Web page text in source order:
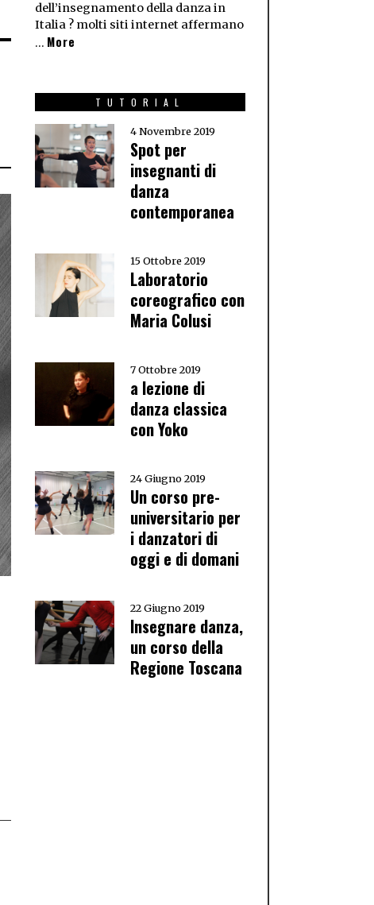
dell’insegnamento della danza in
Italia ? molti siti internet affermano
… More
TUTORIAL
4 Novembre 2019
Spot per
insegnanti di
danza
contemporanea
15 Ottobre 2019
Laboratorio
coreografico con
Maria Colusi
7 Ottobre 2019
a lezione di
danza classica
con Yoko
24 Giugno 2019
Un corso pre-
universitario per
i danzatori di
oggi e di domani
22 Giugno 2019
Insegnare danza,
un corso della
Regione Toscana